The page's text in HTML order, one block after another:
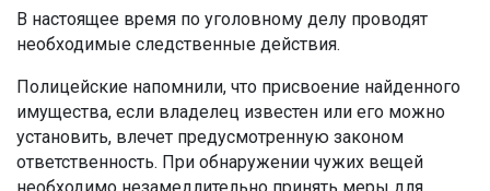
В настоящее время по уголовному делу проводят
необходимые следственные действия.
Полицейские напомнили, что присвоение найденного
имущества, если владелец известен или его можно
установить, влечет предусмотренную законом
ответственность. При обнаружении чужих вещей